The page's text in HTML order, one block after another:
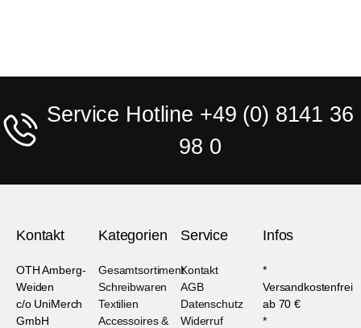
Service Hotline +49 (0) 8141 36
98 0
Kontakt
OTH Amberg-
Weiden
c/o UniMerch
GmbH
Kategorien
Gesamtsortiment
Schreibwaren
Textilien
Accessoires &
Service
Kontakt
AGB
Datenschutz
Widerruf
Infos
*
Versandkostenfrei
ab 70 €
*